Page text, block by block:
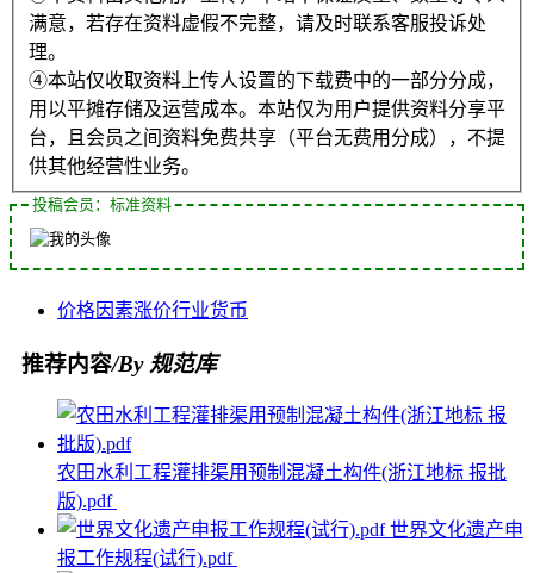
满意，若存在资料虚假不完整，请及时联系客服投诉处
理。
④本站仅收取资料上传人设置的下载费中的一部分分成，
用以平摊存储及运营成本。本站仅为用户提供资料分享平
台，且会员之间资料免费共享（平台无费用分成），不提
供其他经营性业务。
投稿会员：标准资料
价格因素涨价行业货币
推荐内容/By 规范库
农田水利工程灌排渠用预制混凝土构件(浙江地标 报批
版).pdf
世界文化遗产申
报工作规程(试行).pdf